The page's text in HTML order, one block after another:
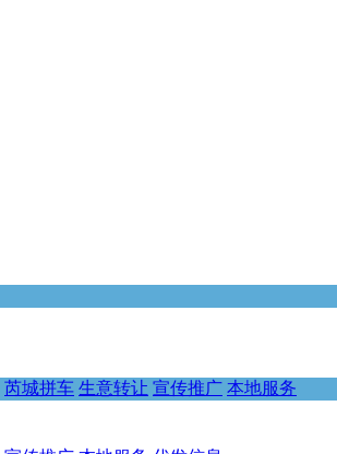
芮城拼车 生意转让 宣传推广 本地服务